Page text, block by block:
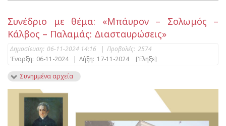
Συνέδριο με θέμα: «Μπάυρον – Σολωμός –
Κάλβος – Παλαμάς: Διασταυρώσεις»
Δημοσίευση: 06-11-2024 14:16 | Προβολές: 2574
Έναρξη: 06-11-2024 | Λήξη: 17-11-2024
[Έληξε]
Συνημμένα αρχεία